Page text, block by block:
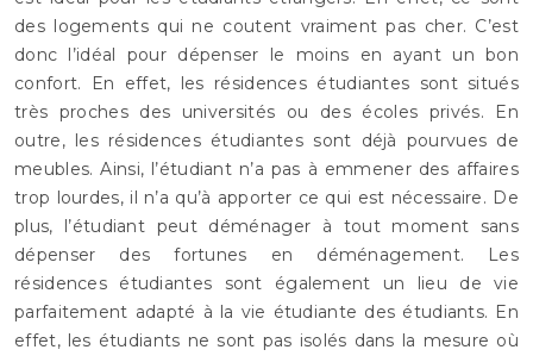
des logements qui ne coutent vraiment pas cher. C’est
donc l’idéal pour dépenser le moins en ayant un bon
confort. En effet, les résidences étudiantes sont situés
très proches des universités ou des écoles privés. En
outre, les résidences étudiantes sont déjà pourvues de
meubles. Ainsi, l’étudiant n’a pas à emmener des affaires
trop lourdes, il n’a qu’à apporter ce qui est nécessaire. De
plus, l’étudiant peut déménager à tout moment sans
dépenser des fortunes en déménagement. Les
résidences étudiantes sont également un lieu de vie
parfaitement adapté à la vie étudiante des étudiants. En
effet, les étudiants ne sont pas isolés dans la mesure où